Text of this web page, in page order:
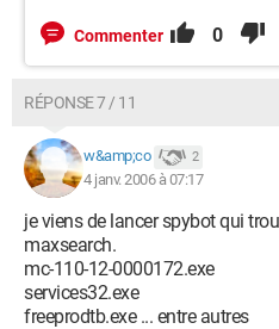
Commenter 0
RÉPONSE 7 / 11
w&amp;co 2
4 janv. 2006 à 07:17
je viens de lancer spybot qui
maxsearch.
mc-110-12-0000172.exe
services32.exe
freeprodtb.exe ... entre autres